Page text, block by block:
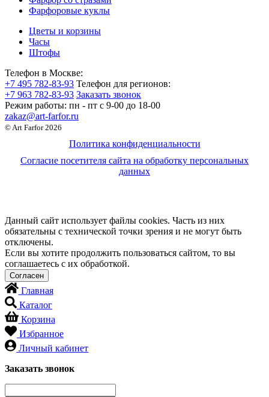
Фарфоровые куклы
Цветы и корзины
Часы
Штофы
Телефон в Москве:
+7 495 782-83-93 Телефон для регионов:
+7 963 782-83-93 Заказать звонок
Режим работы: пн - пт c 9-00 до 18-00
zakaz@art-farfor.ru
© Art Farfor 2026
Политика конфиденциальности
Согласие посетителя сайта на обработку персональных
данных
Данный сайт использует файлы cookies. Часть из них
обязательны с технической точки зрения и не могут быть
отключены.
Если вы хотите продолжить пользоваться сайтом, то вы
соглашаетесь с их обработкой.
Главная
Каталог
Корзина
Избранное
Личный кабинет
Заказать звонок